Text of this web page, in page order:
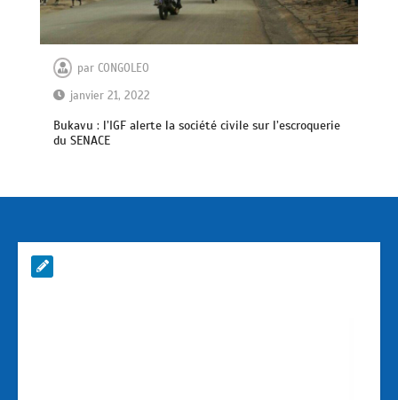
parCONGOLEO
janvier 21, 2022
Bukavu : l’IGF alerte la société civile sur l’escroquerie
du SENACE